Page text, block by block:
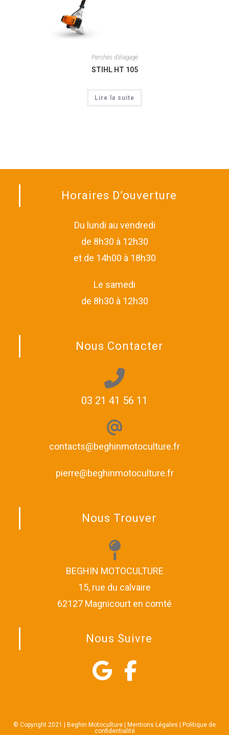
Perches d'élagage
STIHL HT 105
Lire la suite
Horaires D’ouverture
Du lundi au vendredi
de 8h30 à 12h30
et de 14h00 à 18h30
Le samedi
de 8h30 à 12h30
Nous Contacter
03 21 41 56 11
contacts@beghinmotoculture.fr
pierre@beghinmotoculture.fr
Nous Trouver
BEGHIN MOTOCULTURE
15, rue du calvaire
62127 Magnicourt en comté
Nous Suivre
© Copyright 2021 | Beghin Motoculture | Mentions Légales
Politique de
confidentialité